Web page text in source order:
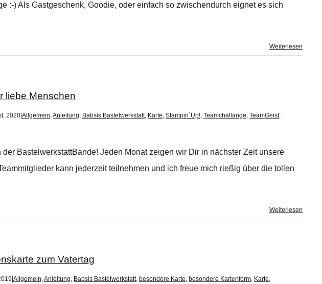
:-) Als Gastgeschenk, Goodie, oder einfach so zwischendurch eignet es sich
Weiterlesen
liebe Menschen
2020 Allgemein,Anleitung, Babsis Bastelwerkstatt, Karte, Stampin´Up!, Teamchallange, TeamGeist,
der BastelwerkstattBande! Jeden Monat zeigen wir Dir in nächster Zeit unsere
kann jederzeit teilnehmen und ich freue mich rießig über die tollen
Weiterlesen
zum Vatertag
Allgemein,Anleitung, Babsis Bastelwerkstatt, besondere Karte, besondere Kartenform, Karte,